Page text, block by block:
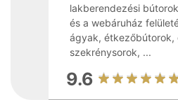
lakberendezési
és a webáruház
ágyak, étkezőbútorok,
szekrénysorok, ...
9.6